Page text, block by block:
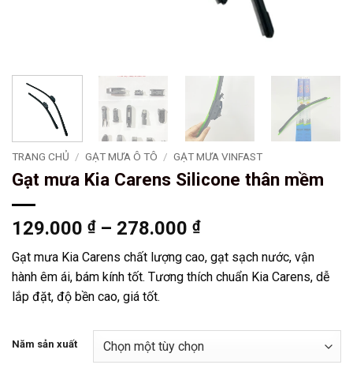
TRANG CHỦ / GẠT MƯA Ô TÔ / GẠT MƯA VINFAST
Gạt mưa Kia Carens Silicone thân mềm
129.000 ₫ – 278.000 ₫Khoảng
từ
129.000 ₫
Gạt mưa Kia Carens chất lượng cao, gạt sạch nước, vận
hành êm ái, bám kính tốt. Tương thích chuẩn Kia Carens, dễ
lắp đặt, độ bền cao, giá tốt.
Năm sản xuất